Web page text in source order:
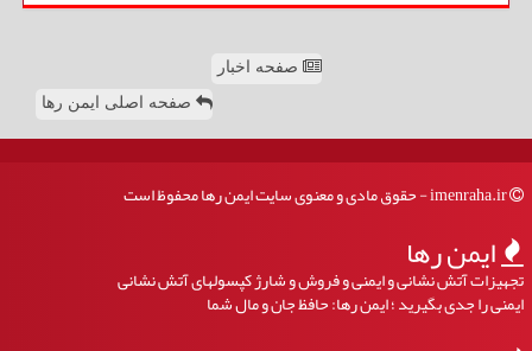
صفحه اخبار
صفحه اصلی ایمن رها
ایمن رها
تجهیزات آتش نشانی و ایمنی و فروش و شارژ کپسولهای آتش نشانی
ایمنی را جدی بگیرید ؛ ایمن رها: حافظ جان و مال شما